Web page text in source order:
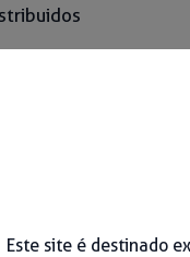
Este site é destinado